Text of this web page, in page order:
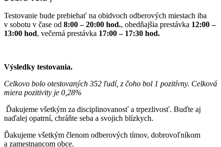
Testovanie bude prebiehať na obidvoch odberových miestach iba
v sobotu v čase od 8:00 – 20:00 hod., obedňajšia prestávka 12:00 –
13:00 hod, večerná prestávka 17:00 – 17:30 hod.
Výsledky testovania.
Celkovo bolo otestovaných 352 ľudí, z čoho bol 1 pozitívny. Celková
miera pozitivity je 0,28%
Ďakujeme všetkým za disciplinovanosť a trpezlivosť. Buďte aj
naďalej opatrní, chráňte seba a svojich blízkych.
Ďakujeme všetkým členom odberových tímov, dobrovoľníkom
a zamestnancom obce.